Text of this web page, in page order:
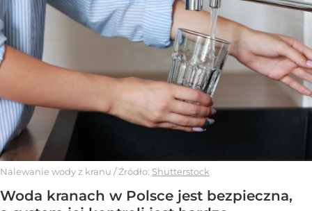
Nalewanie wody z kranu / Źródło: Shutterstock
Woda kranach w Polsce jest bezpieczna,